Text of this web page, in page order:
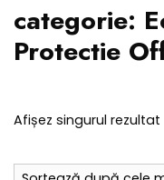
categorie:
Protectie
Afișez singurul rezultat